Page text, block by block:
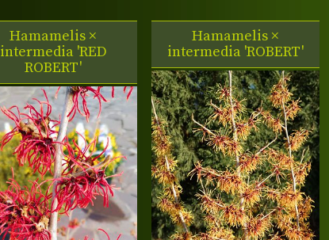
Hamamelis ×
intermedia 'RED
ROBERT'
Hamamelis ×
intermedia 'ROBERT'